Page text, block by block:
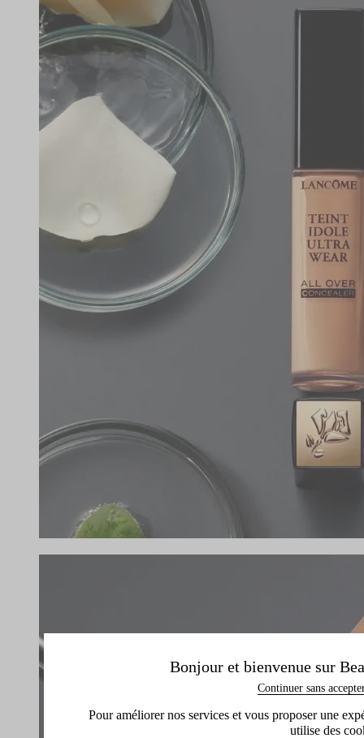
Bonjour et bienvenue sur
Continuer sans
Pour améliorer nos services et vous proposer une
utilise des